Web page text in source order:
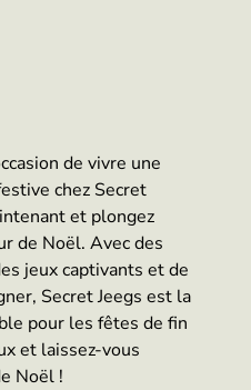
de vivre une
chez Secret
et plongez
de Noël. Avec des
jeux captivants et de
Secret Jeegs est la
pour les fêtes de fin
et laissez-vous
Noël !